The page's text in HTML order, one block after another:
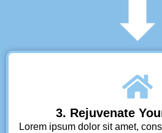
3. Rejuvenate
Lorem ipsum dolor sit amet,